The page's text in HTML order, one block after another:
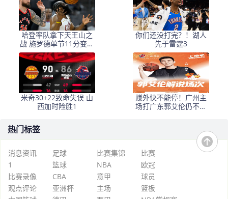
哈登率队拿下天王山之
战 施罗德单节11分变奇
兵
你们还没打完？！湖人
先于雷霆3
米奇30+22致命失误 山
西加时险胜1
赚外快不能停！广州主
场打广东郭艾伦仍不去
热门标签
消息资讯 足球 比赛集锦
比赛
1
篮球 NBA
欧冠
比赛录像
CBA 意甲
球员
观点评论
亚洲杯 主场
篮板